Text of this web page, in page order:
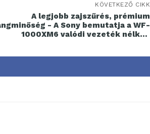
KÖVETKEZŐ CIKK
A legjobb zajszűrés, prémium
- A Sony bemutatja a WF-
1000XM6 valódi vezeték nélküli